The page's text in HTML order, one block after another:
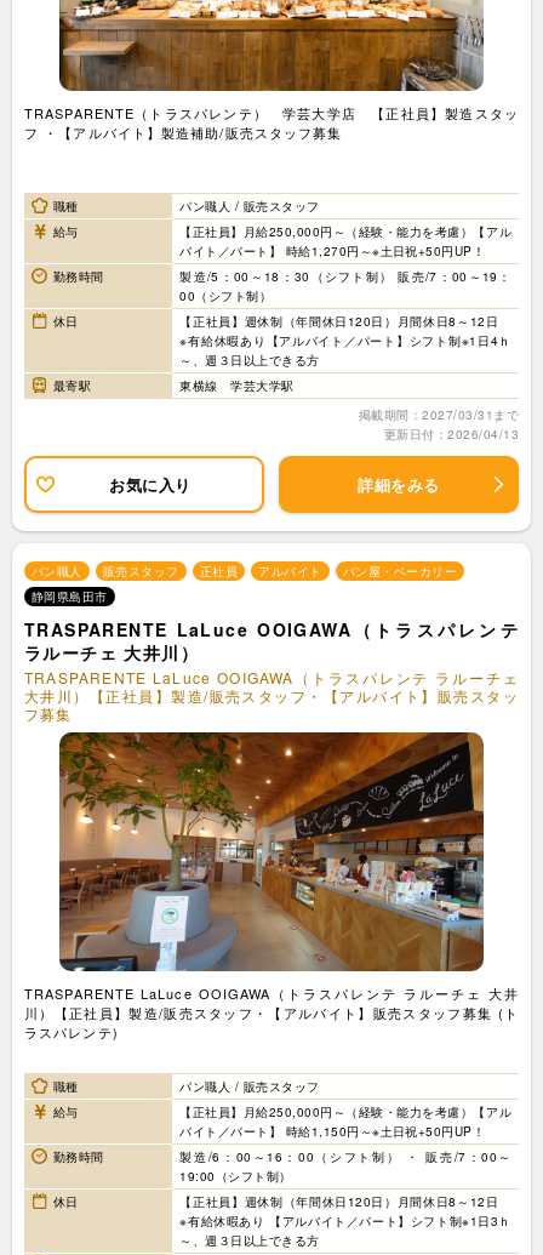
TRASPARENTE（トラスパレンテ） 学芸大学店 【正社員】製造スタッ
フ ・【アルバイト】製造補助/販売スタッフ募集
職種
パン職人 / 販売スタッフ
給与
【正社員】月給250,000円～（経験・能力を考慮）【アル
バイト／パート】 時給1,270円～※土日祝+50円UP！
勤務時間
製造/5：00～18：30（シフト制） 販売/7：00～19：
00（シフト制）
休日
【正社員】週休制（年間休日120日）月間休日8～12日
※有給休暇あり【アルバイト／パート】シフト制※1日4ｈ
～、週３日以上できる方
最寄駅
東横線 学芸大学駅
掲載期間：2027/03/31まで
更新日付：2026/04/13
お気に入り 詳細をみる
パン職人 販売スタッフ 正社員 アルバイト
パン屋・ベーカリー
静岡県島田市
TRASPARENTE LaLuce OOIGAWA（トラスパレンテ
ラルーチェ 大井川）
TRASPARENTE LaLuce OOIGAWA（トラスパレンテ ラルーチェ
大井川）【正社員】製造/販売スタッフ・【アルバイト】販売スタッ
フ募集
TRASPARENTE LaLuce OOIGAWA（トラスパレンテ ラルーチェ 大井
川）【正社員】製造/販売スタッフ・【アルバイト】販売スタッフ募集 (ト
ラスパレンテ)
職種
パン職人 / 販売スタッフ
給与
【正社員】月給250,000円～（経験・能力を考慮）【アル
バイト／パート】 時給1,150円～※土日祝+50円UP！
勤務時間
製造/6：00～16：00（シフト制） ・ 販売/7：00～
19:00（シフト制）
休日
【正社員】週休制（年間休日120日）月間休日8～12日
※有給休暇あり 【アルバイト／パート】シフト制※1日3ｈ
～、週３日以上できる方